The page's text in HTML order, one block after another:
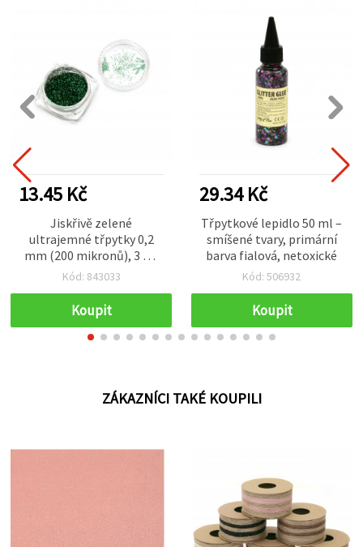
13.45 Kč
Jiskřivě zelené
ultrajemné třpytky 0,2
mm (200 mikronů), 3 ml
(~3 g) – pro kreativní
Kód: 843033
Koupit
29.34 Kč
Třpytkové lepidlo 50 ml –
smíšené tvary, primární
barva fialová, netoxické
Kód: 506932
Koupit
ZÁKAZNÍCI TAKÉ KOUPILI